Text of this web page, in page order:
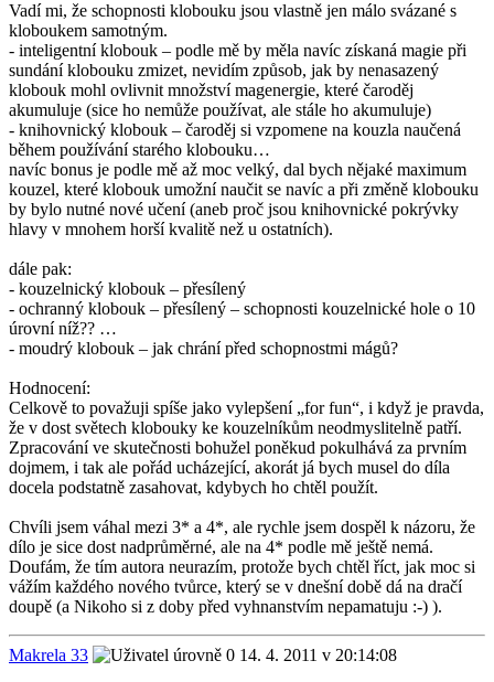
Vadí mi, že schopnosti klobouku jsou vlastně jen málo svázané s
kloboukem samotným.
- inteligentní klobouk – podle mě by měla navíc získaná magie při
sundání klobouku zmizet, nevidím způsob, jak by nenasazený
klobouk mohl ovlivnit množství magenergie, které čaroděj
akumuluje (sice ho nemůže používat, ale stále ho akumuluje)
- knihovnický klobouk – čaroděj si vzpomene na kouzla naučená
během používání starého klobouku…
navíc bonus je podle mě až moc velký, dal bych nějaké maximum
kouzel, které klobouk umožní naučit se navíc a při změně klobouku
by bylo nutné nové učení (aneb proč jsou knihovnické pokrývky
hlavy v mnohem horší kvalitě než u ostatních).
dále pak:
- kouzelnický klobouk – přesílený
- ochranný klobouk – přesílený – schopnosti kouzelnické hole o 10
úrovní níž?? …
- moudrý klobouk – jak chrání před schopnostmi mágů?
Hodnocení:
Celkově to považuji spíše jako vylepšení „for fun“, i když je pravda,
že v dost světech klobouky ke kouzelníkům neodmyslitelně patří.
Zpracování ve skutečnosti bohužel poněkud pokulhává za prvním
dojmem, i tak ale pořád ucházející, akorát já bych musel do díla
docela podstatně zasahovat, kdybych ho chtěl použít.
Chvíli jsem váhal mezi 3* a 4*, ale rychle jsem dospěl k názoru, že
dílo je sice dost nadprůměrné, ale na 4* podle mě ještě nemá.
Doufám, že tím autora neurazím, protože bych chtěl říct, jak moc si
vážím každého nového tvůrce, který se v dnešní době dá na dračí
doupě (a Nikoho si z doby před vyhnanstvím nepamatuju :-) ).
Makrela 33
14. 4. 2011 v 20:14:08